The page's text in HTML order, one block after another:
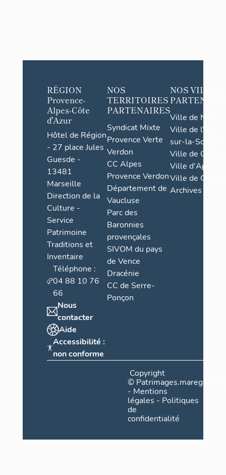
RÉGION
Provence-
Alpes-Côte
d'Azur
Hôtel de Région
- 27 place Jules
Guesde -
13481
Marseille
Direction de la
Culture -
Service
Patrimoine
Traditions et
Inventaire
Téléphone :
04 88 10 76
66
Nous
contacter
Aide
Accessibilité :
non conforme
NOS
TERRITOIRES
PARTENAIRES
Syndicat Mixte
Provence Verte
Verdon
CC Alpes
Provence Verdon
Département de
Vaucluse
Parc des
Baronnies
provençales
SIVOM du pays
de Vence
Dracénie
CC de Serre-
Ponçon
NOS VILLES
Ville de Nice
Ville de l'Isle-
sur-la-Sorgue
Ville de Grasse
Ville d'Apt
Ville de
Archives
Copyright
©
- Mentions
légales - Politiques
de
confidentialité